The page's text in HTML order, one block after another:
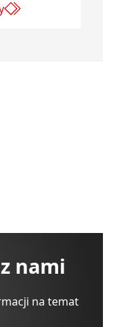
nami
na temat